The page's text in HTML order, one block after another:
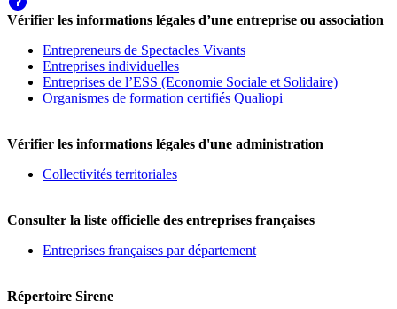
Vérifier les informations légales d’une entreprise ou association
Entrepreneurs de Spectacles Vivants
Entreprises individuelles
Entreprises de l’ESS (Economie Sociale et Solidaire)
Organismes de formation certifiés Qualiopi
Vérifier les informations légales d'une administration
Collectivités territoriales
Consulter la liste officielle des entreprises françaises
Entreprises françaises par département
Répertoire Sirene